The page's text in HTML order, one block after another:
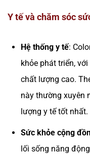
Y tế và chăm sóc
Hệ thống y tế:
khỏe phát triển,
chất lượng cao.
này thường xuyên
lượng y tế tốt nhất.
Sức khỏe cộng
lối sống năng